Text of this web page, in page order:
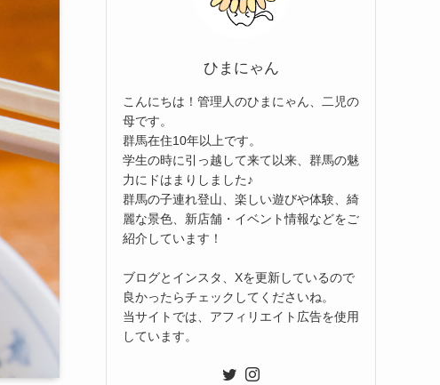
ひまにゃん
こんにちは！管理人のひまにゃん、二児の
母です。
群馬在住10年以上です。
学生の時に引っ越して来て以来、群馬の魅
力にドはまりしました♪
群馬の子連れ登山、楽しい遊びや体験、綺
麗な景色、新店舗・イベント情報などをご
紹介しています！
ブログとインスタ、Xを更新しているので
良かったらチェックしてくださいね。
当サイトでは、アフィリエイト広告を使用
しています。